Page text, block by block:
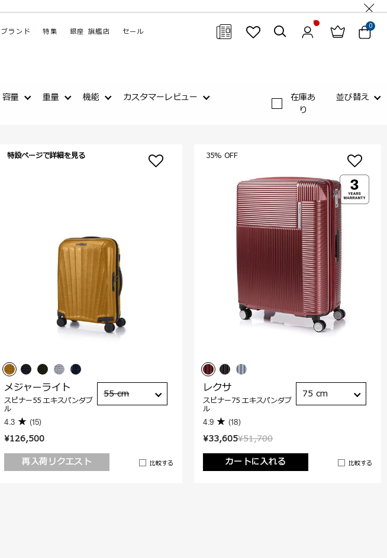
ブランド 特集 銀座 旗艦店 セール
0
容量 重量 機能 カスタマーレビュー
在庫あ
り
並び替え
¥126,500
再入荷リクエスト
比較する
特設ページで詳細を見る
メジャーライト
スピナー55 エキスパンダブ
ル
4.3 (15)
55 cm
¥51,700
¥33,605
カートに入れる
比較する
35% OFF
レクサ
スピナー75 エキスパンダブ
ル
4.9 (18)
75 cm